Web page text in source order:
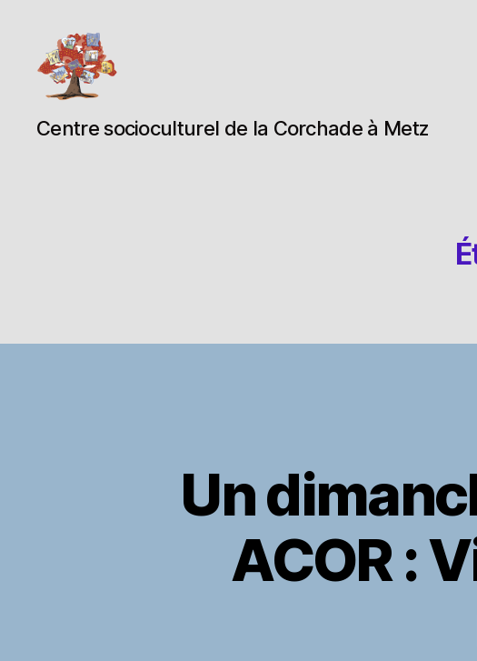
Corchade
Centre socioculturel de la Corchade à Metz
Un
ACOR :